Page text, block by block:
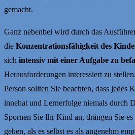
gemacht.
Ganz nebenbei wird durch das
die Konzentrationsfähigkeit des
sich intensiv mit einer Aufgabe zu
Herausforderungen interessiert zu
Person sollten Sie beachten, dass jedes
innehat und Lernerfolge niemals durch
Spornen Sie Ihr Kind an, drängen Sie
gehen, als es selbst es als angenehm